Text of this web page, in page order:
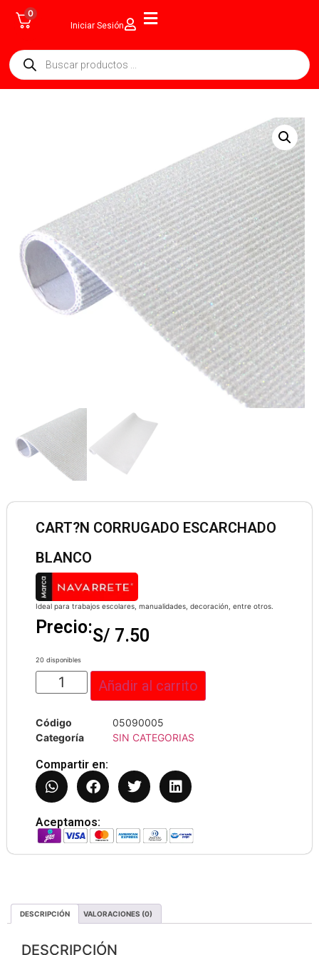
0
Iniciar Sesión
CART?N CORRUGADO ESCARCHADO
BLANCO
Ideal para trabajos escolares, manualidades, decoración, entre otros.
Precio:S/ 7.50
20 disponibles
Añadir al carrito
Código
05090005
Categoría
SIN CATEGORIAS
Compartir en:
Aceptamos:
DESCRIPCIÓN VALORACIONES (0)
DESCRIPCIÓN